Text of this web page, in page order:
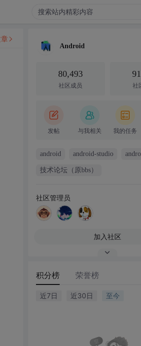
Android
80,493
社区成员 社
发帖 与我相关 我的任务
android android-studio
技术论坛（原bbs）
社区管理员
加入社区
积分榜 荣誉榜
近7日 近30日 至今